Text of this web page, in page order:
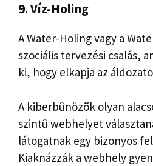
9. Víz-Holing
A Water-Holing vagy a
szociális tervezési csalás,
ki, hogy elkapja az
A kiberbûnözõk olyan
szintû webhelyet
látogatnak egy bizonyos
Kiaknázzák a webhely